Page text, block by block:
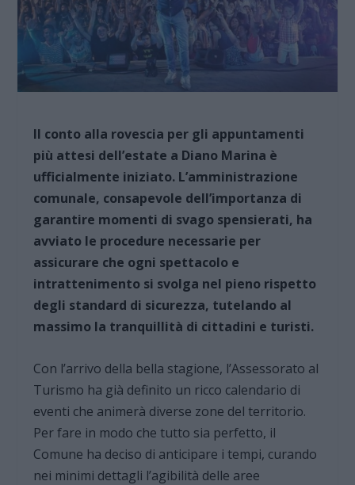
Il conto alla rovescia per gli appuntamenti
più attesi dell’estate a Diano Marina è
ufficialmente iniziato. L’amministrazione
comunale, consapevole dell’importanza di
garantire momenti di svago spensierati, ha
avviato le procedure necessarie per
assicurare che ogni spettacolo e
intrattenimento si svolga nel pieno rispetto
degli standard di sicurezza, tutelando al
massimo la tranquillità di cittadini e turisti.
Con l’arrivo della bella stagione, l’Assessorato al
Turismo ha già definito un ricco calendario di
eventi che animerà diverse zone del territorio.
Per fare in modo che tutto sia perfetto, il
Comune ha deciso di anticipare i tempi, curando
nei minimi dettagli l’agibilità delle aree